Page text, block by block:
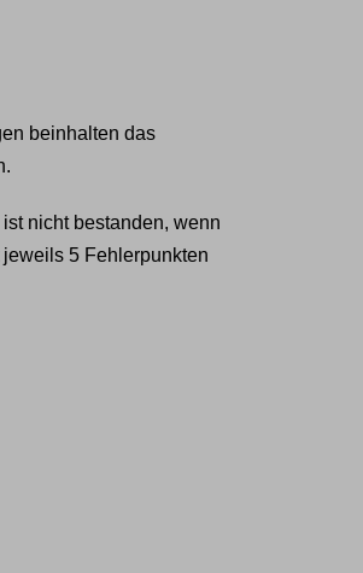
beinhalten das
nicht bestanden, wenn
5 Fehlerpunkten